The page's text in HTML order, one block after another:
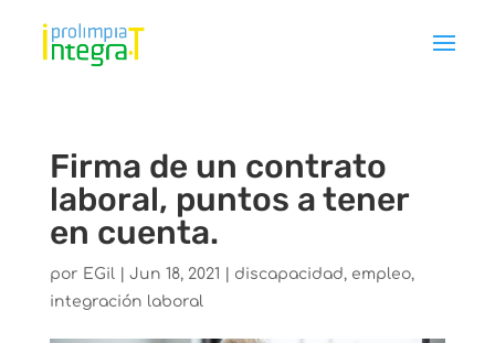
Firma de un contrato
laboral, puntos a tener
en cuenta.
por EGil| Jun 18, 2021 discapacidad, empleo,
integración laboral